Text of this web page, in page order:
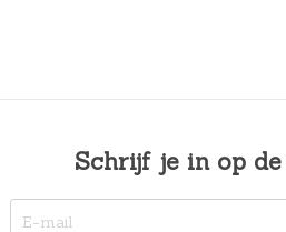
Schrijf je in op